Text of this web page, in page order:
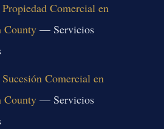
Comercial en
County— Servicios
Comercial en
County— Servicios